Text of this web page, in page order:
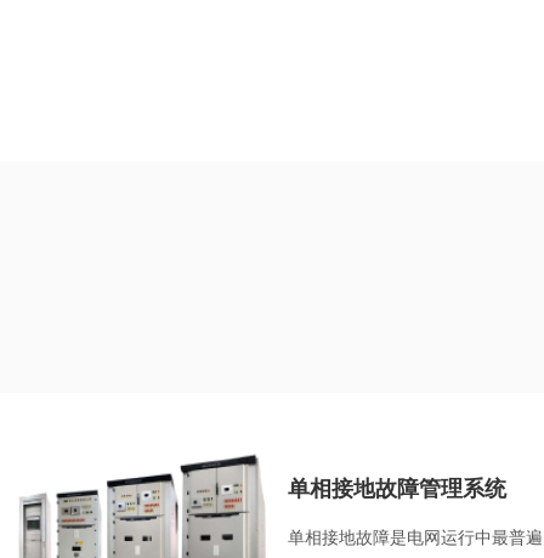
单相接地故障管理系统
单相接地故障是电网运行中最普